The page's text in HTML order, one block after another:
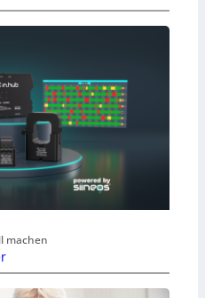
machen